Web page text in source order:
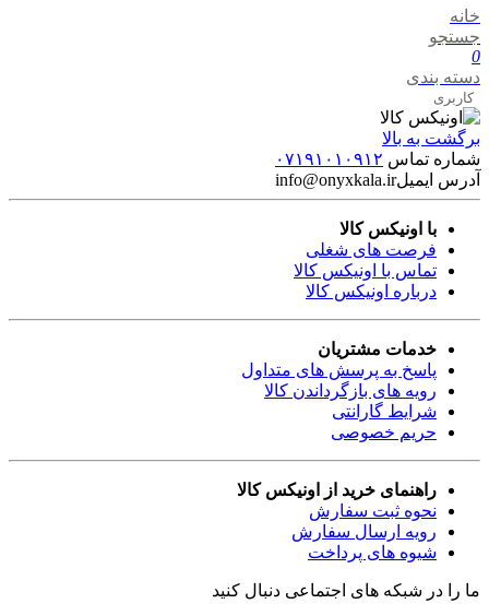
خانه
جستجو
0
دسته بندی
کاربری
برگشت به بالا
شماره تماس ۰۷۱۹۱۰۱۰۹۱۲
آدرس ایمیلinfo@onyxkala.ir
با اونیکس کالا
فرصت های شغلی
تماس با اونیکس کالا
درباره اونیکس کالا
خدمات مشتریان
پاسخ به پرسش های متداول
رویه های بازگرداندن کالا
شرایط گارانتی
حریم خصوصی
راهنمای خرید از اونیکس کالا
نحوه ثبت سفارش
رویه ارسال سفارش
شیوه های پرداخت
ما را در شبکه های اجتماعی دنبال کنید